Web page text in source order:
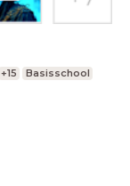
+15
Basisschool